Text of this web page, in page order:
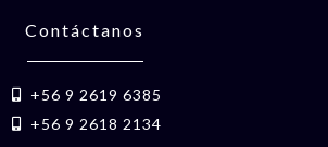
Contáctanos
+56 9 2619 6385
+56 9 2618 2134